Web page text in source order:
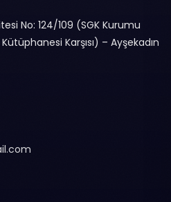
No: 124/109 (SGK Kurumu
Karşısı) – Ayşekadın